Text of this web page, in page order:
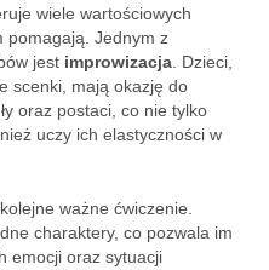
wiele wartościowych
pomagają. Jednym z
jest improwizacja . Dzieci,
scenki, mają okazję do
oraz postaci, co nie tylko
uczy ich elastyczności w
ważne ćwiczenie.
charaktery, co pozwala im
emocji oraz sytuacji